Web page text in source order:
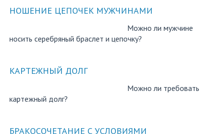
НОШЕНИЕ ЦЕПОЧЕК МУЖЧИНАМИ
Можно ли мужчине
носить серебряный браслет и цепочку?
КАРТЕЖНЫЙ ДОЛГ
Можно ли требовать
картежный долг?
БРАКОСОЧЕТАНИЕ С УСЛОВИЯМИ